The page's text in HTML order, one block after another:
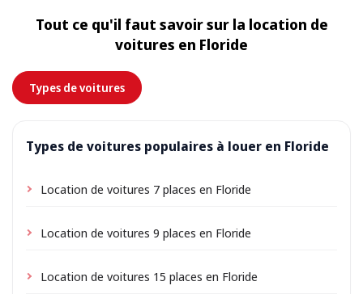
en charge lors de la réservation ; selon l’emplacement,
de petits frais de livraison peuvent s’appliquer,
toujours indiqués à l’avance.
Tout ce qu'il faut savoir sur la location de
voitures en Floride
Types de voitures
Types de voitures populaires à louer en Floride
Location de voitures 7 places en Floride
Location de voitures 9 places en Floride
Location de voitures 15 places en Floride